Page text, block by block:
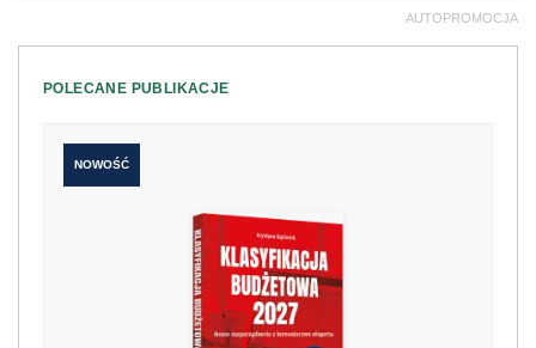
AUTOPROMOCJA
POLECANE PUBLIKACJE
NOWOŚĆ